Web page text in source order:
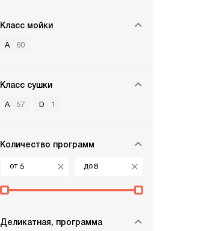
Класс мойки
A 60
Класс сушки
A 57 D 1
Количество программ
от до
Деликатная, программа